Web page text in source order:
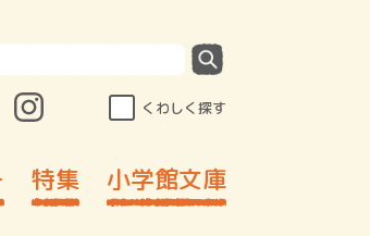
くわしく探す
特集 小学館文庫